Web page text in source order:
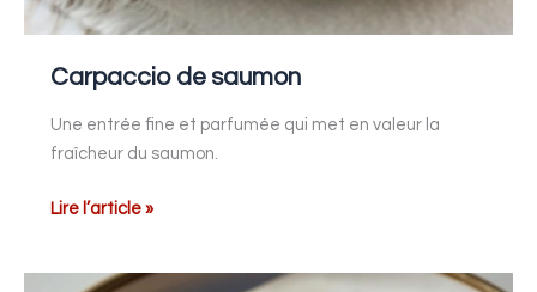
Carpaccio de saumon
Une entrée fine et parfumée qui met en valeur la
fraîcheur du saumon.
Lire l’article »
Thon